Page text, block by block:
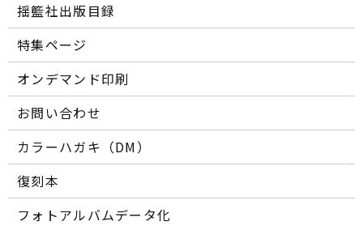
揺籃社出版目録
特集ページ
オンデマンド印刷
お問い合わせ
カラーハガキ（DM）
復刻本
フォトアルバムデータ化